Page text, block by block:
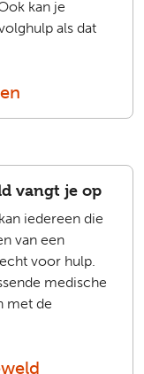
kan je
als dat
vangt je op
iedereen die
van een
voor hulp.
medische
met de